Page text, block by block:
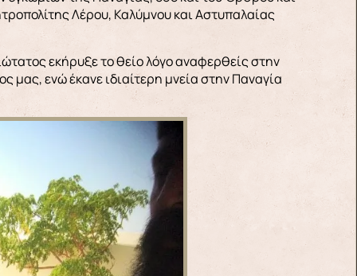
Λέρου, Καλύμνου και Αστυπαλαίας
εκήρυξε το θείο λόγο αναφερθείς στην
μας, ενώ έκανε ιδιαίτερη μνεία στην Παναγία